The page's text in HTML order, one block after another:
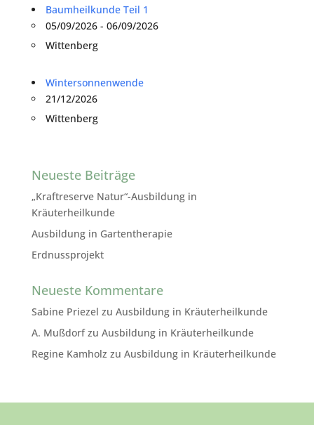
Baumheilkunde Teil 1
05/09/2026 - 06/09/2026
Wittenberg
Wintersonnenwende
21/12/2026
Wittenberg
Neueste Beiträge
„Kraftreserve Natur“-Ausbildung in
Kräuterheilkunde
Ausbildung in Gartentherapie
Erdnussprojekt
Neueste Kommentare
Sabine Priezel zu Ausbildung in Kräuterheilkunde
A. Mußdorfzu Ausbildung in Kräuterheilkunde
Regine Kamholz zu Ausbildung in Kräuterheilkunde